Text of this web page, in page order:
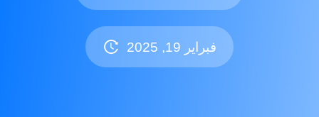
فبراير 19, 2025